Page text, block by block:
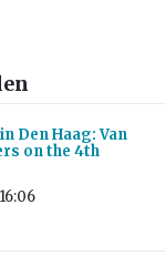
Den Haag: Van
on the 4th
16:06